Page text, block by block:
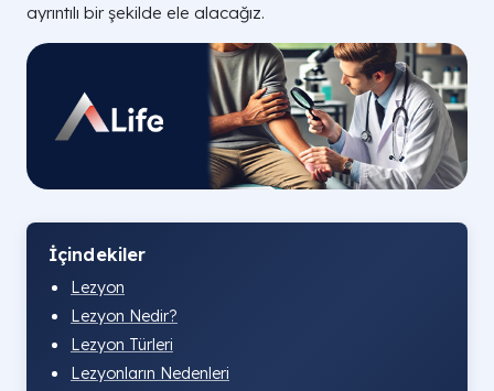
ayrıntılı bir şekilde ele alacağız.
İçindekiler
Lezyon
Lezyon Nedir?
Lezyon Türleri
Lezyonların Nedenleri